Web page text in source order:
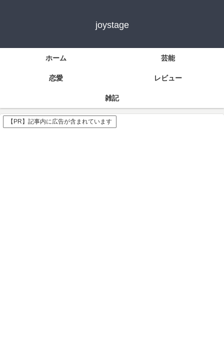
joystage
ホーム 芸能
恋愛 レビュー
雑記
【PR】記事内に広告が含まれています